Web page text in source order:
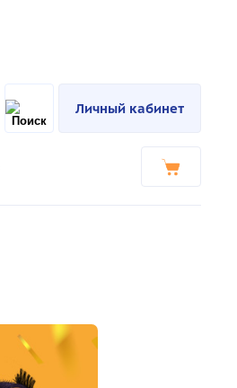
Личный кабинет